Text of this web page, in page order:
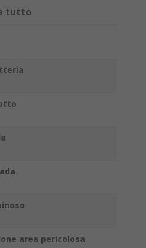
tutto
area pericolosa